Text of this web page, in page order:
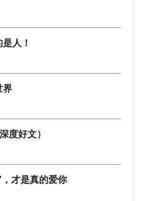
人！
界
度好文）
才是真的爱你